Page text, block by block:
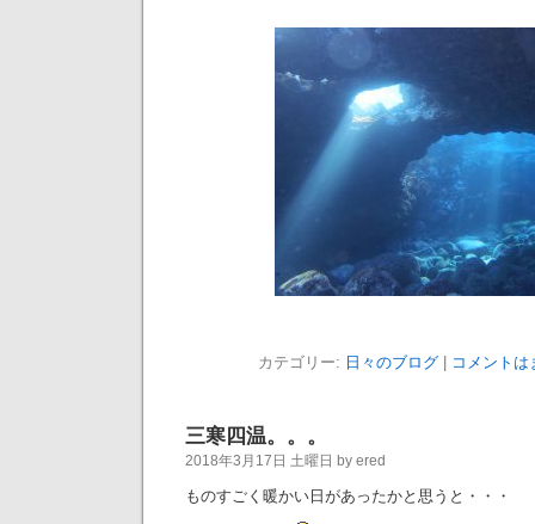
カテゴリー: 日々のブログ| コメントは
三寒四温。。。
2018年3月17日 土曜日 by ered
ものすごく暖かい日があったかと思うと・・・